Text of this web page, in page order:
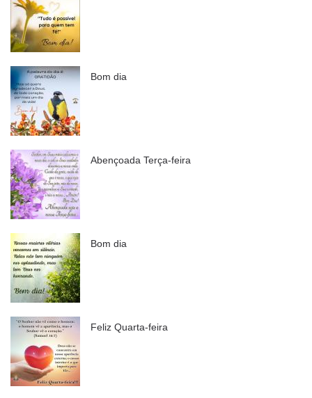
Bom dia
Abençoada Terça-feira
Bom dia
Feliz Quarta-feira